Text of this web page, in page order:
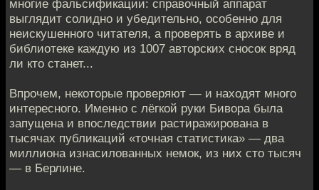
многие фальсификации: справочный аппарат
выглядит солидно и убедительно, особенно для
неискушенного читателя, а проверять в архиве и
библиотеке каждую из 1007 авторских сносок вряд
ли кто станет...
Впрочем, некоторые проверяют — и находят много
интересного. Именно с лёгкой руки Бивора была
запущена и впоследствии растиражирована в
тысячах публикаций «точная статистика» — два
миллиона изнасилованных немок, из них сто тысяч
— в Берлине.